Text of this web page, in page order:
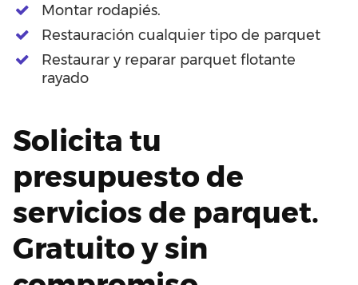
Montar rodapiés.
Restauración cualquier tipo de parquet
Restaurar y reparar parquet flotante
rayado
Solicita tu
presupuesto de
servicios de parquet.
Gratuito y sin